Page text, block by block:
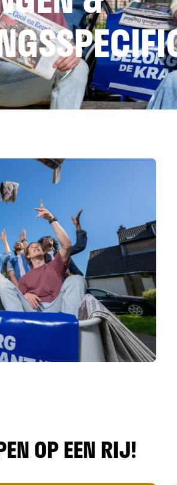
OP EEN RIJ!